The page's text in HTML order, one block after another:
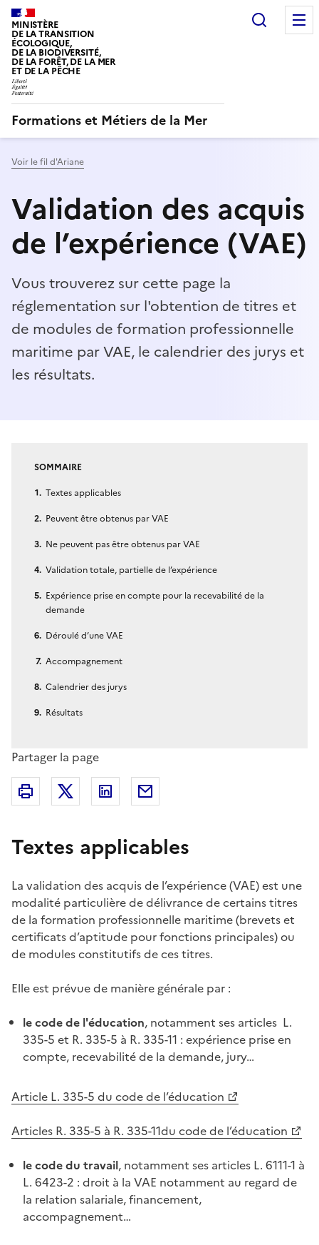
MINISTÈRE
DE LA TRANSITION
ÉCOLOGIQUE,
DE LA BIODIVERSITÉ,
DE LA FORÊT, DE LA MER
ET DE LA PÊCHE
LIBERTÉ, ÉGALITÉ, FRATERNITÉ
Formations et Métiers de la Mer
Voir le fil d'Ariane
Validation des acquis
de l’expérience (VAE)
Vous trouverez sur cette page la
réglementation sur l'obtention de titres et
de modules de formation professionnelle
maritime par VAE, le calendrier des jurys et
les résultats.
SOMMAIRE
Textes applicables
Peuvent être obtenus par VAE
Ne peuvent pas être obtenus par VAE
Validation totale, partielle de l’expérience
Expérience prise en compte pour la recevabilité de la
demande
Déroulé d’une VAE
Accompagnement
Calendrier des jurys
Résultats
Partager la page
Imprimer Partager sur X (anciennement Twitter)
Partager sur Linkedin
Textes applicables
La validation des acquis de l’expérience (VAE) est une
modalité particulière de délivrance de certains titres
de la formation professionnelle maritime (brevets et
certificats d’aptitude pour fonctions principales) ou
de modules constitutifs de ces titres.
Elle est prévue de manière générale par :
le code de l'éducation, notamment ses articles L.
335-5 et R. 335-5 à R. 335-11 : expérience prise en
compte, recevabilité de la demande, jury…
Article L. 335-5 du code de l’éducation
Articles R. 335-5 à R. 335-11du code de l’éducation
le code du travail, notamment ses articles L. 6111-1 à
L. 6423-2 : droit à la VAE notamment au regard de
la relation salariale, financement,
accompagnement…